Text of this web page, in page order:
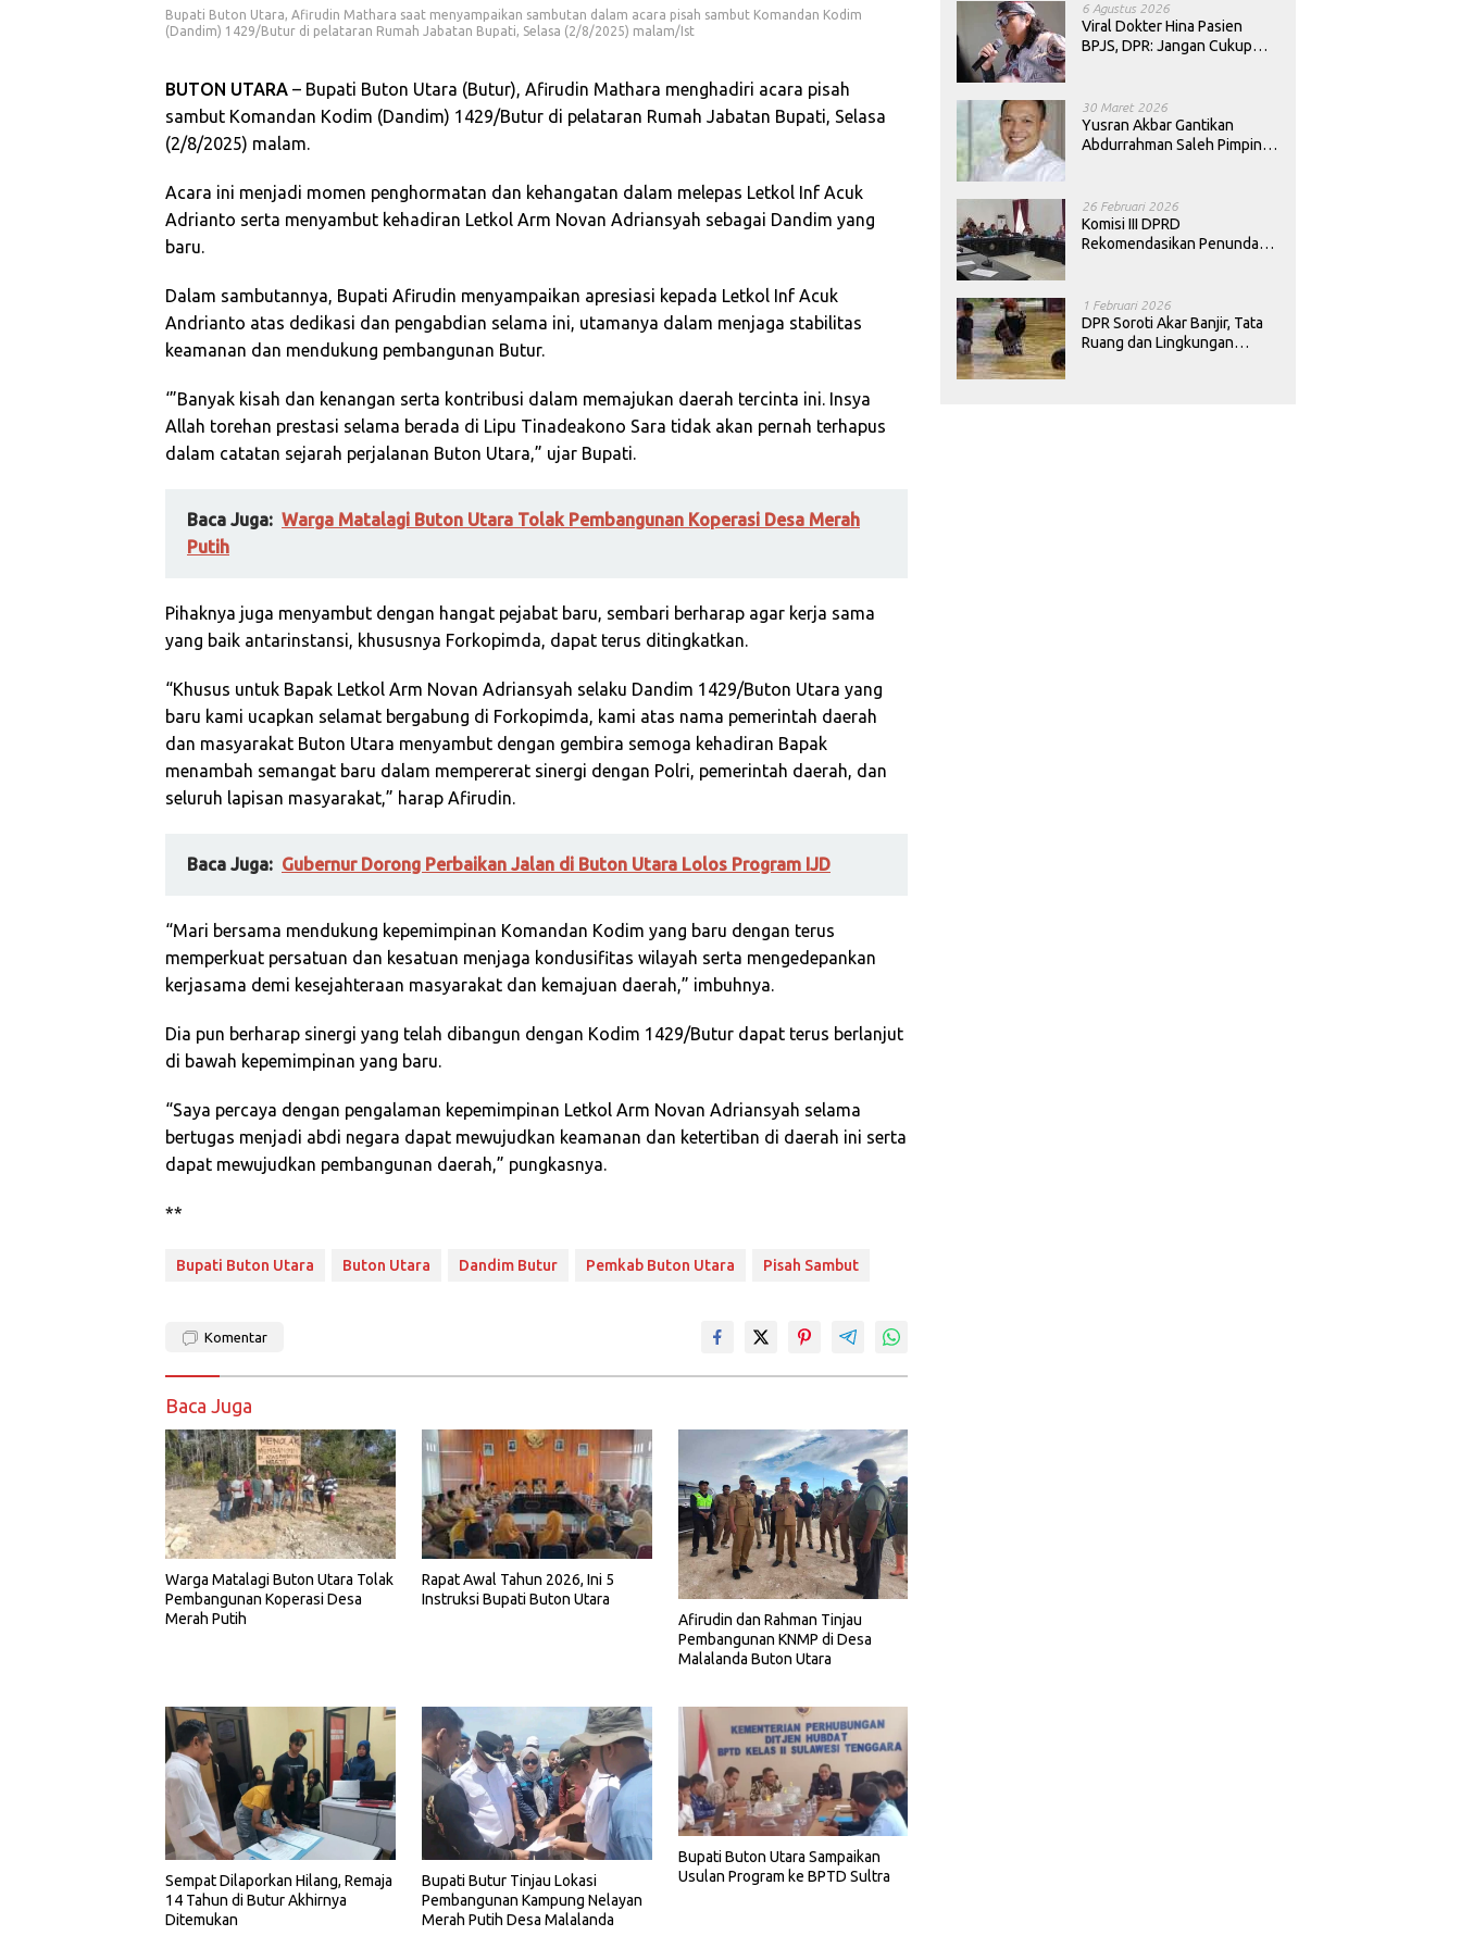
Bupati Buton Utara, Afirudin Mathara saat menyampaikan sambutan dalam acara pisah sambut Komandan Kodim
(Dandim) 1429/Butur di pelataran Rumah Jabatan Bupati, Selasa (2/8/2025) malam/Ist
BUTON UTARA – Bupati Buton Utara (Butur), Afirudin Mathara menghadiri acara pisah
sambut Komandan Kodim (Dandim) 1429/Butur di pelataran Rumah Jabatan Bupati, Selasa
(2/8/2025) malam.
Acara ini menjadi momen penghormatan dan kehangatan dalam melepas Letkol Inf Acuk
Adrianto serta menyambut kehadiran Letkol Arm Novan Adriansyah sebagai Dandim yang
baru.
Dalam sambutannya, Bupati Afirudin menyampaikan apresiasi kepada Letkol Inf Acuk
Andrianto atas dedikasi dan pengabdian selama ini, utamanya dalam menjaga stabilitas
keamanan dan mendukung pembangunan Butur.
‘”Banyak kisah dan kenangan serta kontribusi dalam memajukan daerah tercinta ini. Insya
Allah torehan prestasi selama berada di Lipu Tinadeakono Sara tidak akan pernah terhapus
dalam catatan sejarah perjalanan Buton Utara,” ujar Bupati.
Baca Juga: Warga Matalagi Buton Utara Tolak Pembangunan Koperasi Desa Merah
Putih
Pihaknya juga menyambut dengan hangat pejabat baru, sembari berharap agar kerja sama
yang baik antarinstansi, khususnya Forkopimda, dapat terus ditingkatkan.
“Khusus untuk Bapak Letkol Arm Novan Adriansyah selaku Dandim 1429/Buton Utara yang
baru kami ucapkan selamat bergabung di Forkopimda, kami atas nama pemerintah daerah
dan masyarakat Buton Utara menyambut dengan gembira semoga kehadiran Bapak
menambah semangat baru dalam mempererat sinergi dengan Polri, pemerintah daerah, dan
seluruh lapisan masyarakat,” harap Afirudin.
Baca Juga: Gubernur Dorong Perbaikan Jalan di Buton Utara Lolos Program IJD
“Mari bersama mendukung kepemimpinan Komandan Kodim yang baru dengan terus
memperkuat persatuan dan kesatuan menjaga kondusifitas wilayah serta mengedepankan
kerjasama demi kesejahteraan masyarakat dan kemajuan daerah,” imbuhnya.
Dia pun berharap sinergi yang telah dibangun dengan Kodim 1429/Butur dapat terus berlanjut
di bawah kepemimpinan yang baru.
“Saya percaya dengan pengalaman kepemimpinan Letkol Arm Novan Adriansyah selama
bertugas menjadi abdi negara dapat mewujudkan keamanan dan ketertiban di daerah ini serta
dapat mewujudkan pembangunan daerah,” pungkasnya.
**
Bupati Buton Utara Buton Utara Dandim Butur Pemkab Buton Utara Pisah Sambut
Komentar
Baca Juga
Warga Matalagi Buton Utara Tolak
Pembangunan Koperasi Desa
Merah Putih
Rapat Awal Tahun 2026, Ini 5
Instruksi Bupati Buton Utara
Afirudin dan Rahman Tinjau
Pembangunan KNMP di Desa
Malalanda Buton Utara
Sempat Dilaporkan Hilang, Remaja
14 Tahun di Butur Akhirnya
Ditemukan
Bupati Butur Tinjau Lokasi
Pembangunan Kampung Nelayan
Merah Putih Desa Malalanda
Bupati Buton Utara Sampaikan
Usulan Program ke BPTD Sultra
6 Agustus 2026
Viral Dokter Hina Pasien
BPJS, DPR: Jangan Cukup
30 Maret 2026
Yusran Akbar Gantikan
Abdurrahman Saleh Pimpin
26 Februari 2026
Komisi III DPRD
Rekomendasikan Penundaan
1 Februari 2026
DPR Soroti Akar Banjir, Tata
Ruang dan Lingkungan